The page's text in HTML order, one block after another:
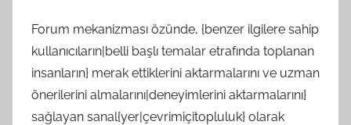
Forum mekanizması özünde, {benzer ilgilere sahip
kullanıcıların|belli başlı temalar etrafında toplanan
insanların} merak ettiklerini aktarmalarını ve uzman
önerilerini almalarını|deneyimlerini aktarmalarını}
sağlayan sanal{yer|çevrimiçitopluluk} olarak